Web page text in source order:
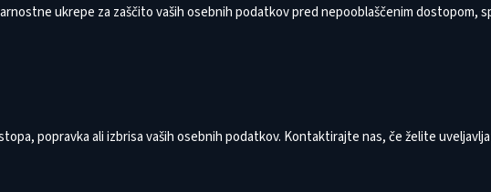
ukrepe za zaščito vaših osebnih podatkov pred nepooblaščenim dostopom,
popravka ali izbrisa vaših osebnih podatkov. Kontaktirajte nas, če želite